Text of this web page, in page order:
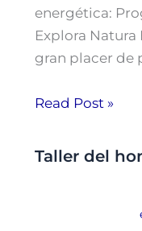
energética:
Explora Natura
gran placer de
Read Post »
Taller del